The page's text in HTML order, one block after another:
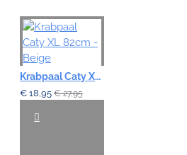
Krabpaal Caty XL 82cm - Beige
€ 18,95 € 27,95